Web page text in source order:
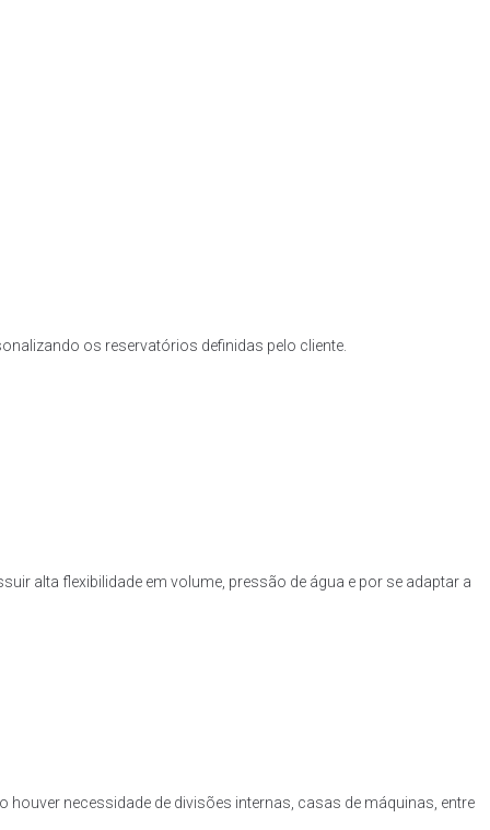
os reservatórios definidas pelo cliente.
alta flexibilidade em volume, pressão de água e por se adaptar a
necessidade de divisões internas, casas de máquinas, entre